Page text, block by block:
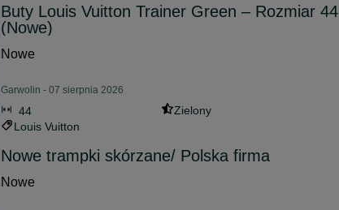
Buty Louis Vuitton Trainer Green – Rozmiar 44
(Nowe)
Nowe
Garwolin - 07 sierpnia 2026
44
Zielony
Louis Vuitton
Nowe trampki skórzane/ Polska firma
Nowe